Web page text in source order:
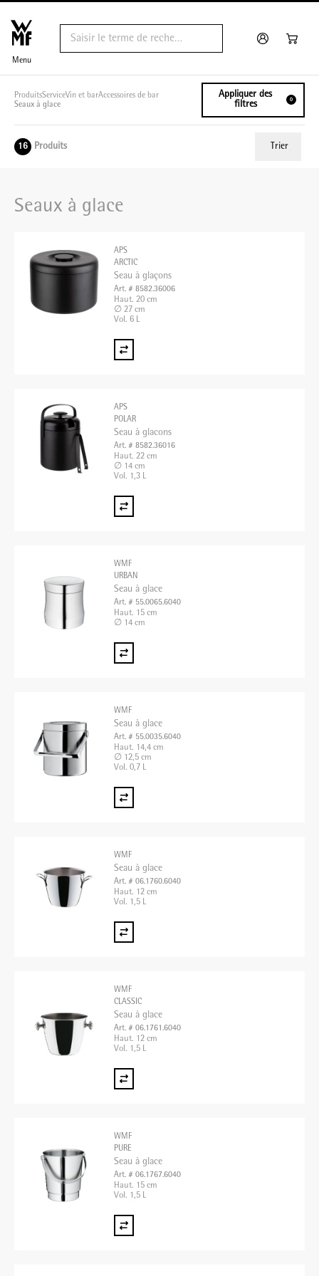
Menu
ProduitsServiceVin et barAccessoires de bar
Seaux à glace
Appliquer des
filtres
0
16 Produits Trier
Seaux à glace
APS
ARCTIC
Seau à glaçons
Art. # 8582.36006
Haut. 20 cm
∅ 27 cm
Vol. 6 L
APS
POLAR
Seau à glacons
Art. # 8582.36016
Haut. 22 cm
∅ 14 cm
Vol. 1,3 L
WMF
URBAN
Seau à glace
Art. # 55.0065.6040
Haut. 15 cm
∅ 14 cm
WMF
Seau à glace
Art. # 55.0035.6040
Haut. 14,4 cm
∅ 12,5 cm
Vol. 0,7 L
WMF
Seau à glace
Art. # 06.1760.6040
Haut. 12 cm
Vol. 1,5 L
WMF
CLASSIC
Seau à glace
Art. # 06.1761.6040
Haut. 12 cm
Vol. 1,5 L
WMF
PURE
Seau à glace
Art. # 06.1767.6040
Haut. 15 cm
Vol. 1,5 L